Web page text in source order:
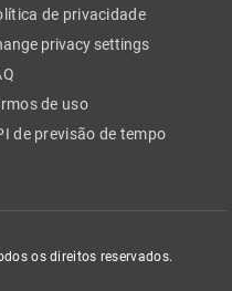
de privacidade
privacy settings
de uso
de previsão de tempo
os direitos reservados.